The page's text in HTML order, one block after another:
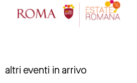
altri eventi in arrivo